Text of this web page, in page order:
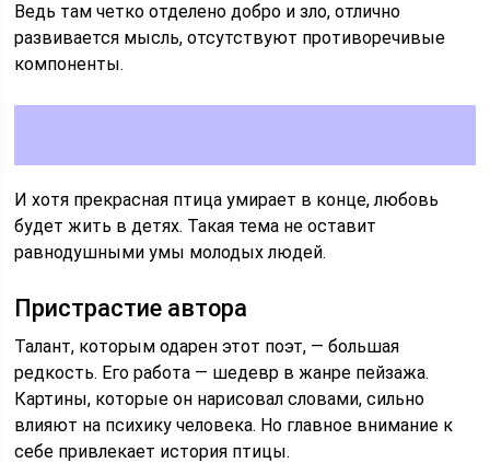
Ведь там четко отделено добро и зло, отлично
развивается мысль, отсутствуют противоречивые
компоненты.
И хотя прекрасная птица умирает в конце, любовь
будет жить в детях. Такая тема не оставит
равнодушными умы молодых людей.
Пристрастие автора
Талант, которым одарен этот поэт, — большая
редкость. Его работа — шедевр в жанре пейзажа.
Картины, которые он нарисовал словами, сильно
влияют на психику человека. Но главное внимание к
себе привлекает история птицы.